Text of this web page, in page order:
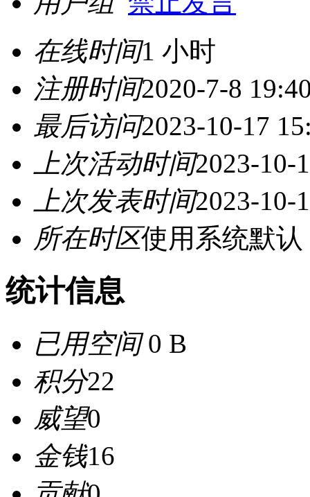
在线时间1 小时
注册时间2020-7-8
最后访问2023-10-17
上次活动时间2023-10-
上次发表时间2023-10-
所在时区使用系统默认
统计信息
已用空间0 B
积分22
威望0
金钱16